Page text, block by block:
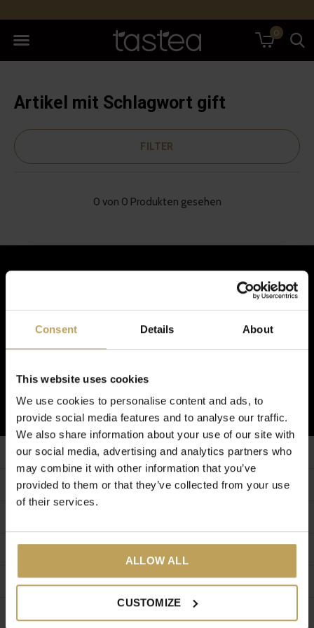
Consent Details About
This website uses cookies
We use cookies to personalise content and ads, to
provide social media features and to analyse our traffic.
We also share information about your use of our site with
our social media, advertising and analytics partners who
may combine it with other information that you’ve
provided to them or that they’ve collected from your use
of their services.
ALLOW ALL
CUSTOMIZE
0
Artikel mit Schlagwort gift
FILTER
0 von 0 Produkten gesehen
Jetzt anmelden für unseren
Newsletter
Und erhalten Sie 5 € Rabatt auf Ihre nächste Bestellung!
ABONNIEREN
Kundendienst
Zusatzinformation
Kategorien
Über uns